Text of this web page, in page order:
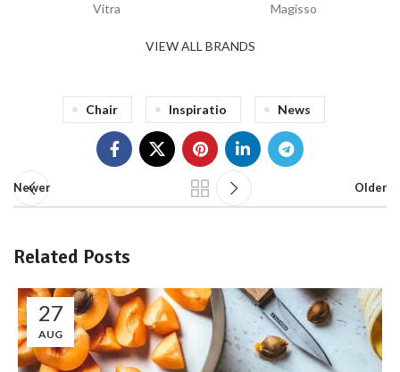
Vitra Magisso
VIEW ALL BRANDS
Chair Inspiratio News
Newer Older
Related Posts
27
AUG